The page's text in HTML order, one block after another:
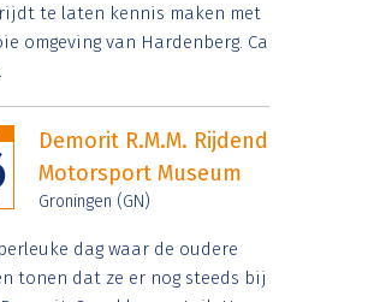
te laten kennis maken met
omgeving van Hardenberg. Ca
Demorit R.M.M. Rijdend
Motorsport Museum
Groningen (GN)
dag waar de oudere
tonen dat ze er nog steeds bij